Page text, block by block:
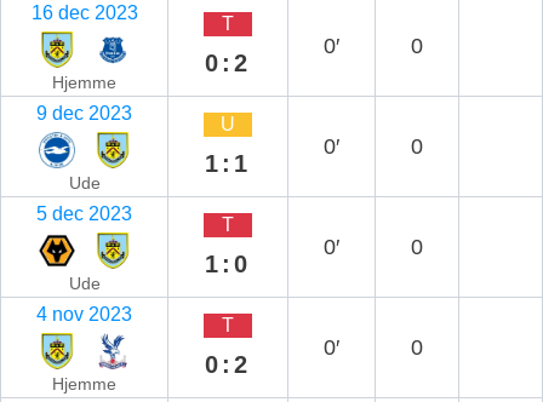
16 dec 2023
Hjemme
T
0:2
0′ 0
9 dec 2023
Ude
U
1:1
0′ 0
5 dec 2023
Ude
T
1:0
0′ 0
4 nov 2023
Hjemme
T
0:2
0′ 0